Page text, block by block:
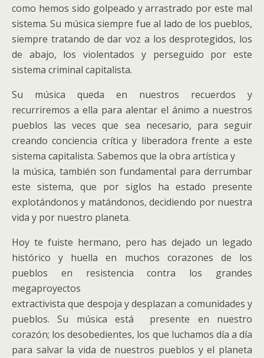
como hemos sido golpeado y arrastrado por este mal
sistema. Su música siempre fue al lado de los pueblos,
siempre tratando de dar voz a los desprotegidos, los
de abajo, los violentados y perseguido por este
sistema criminal capitalista.
Su música queda en nuestros recuerdos y
recurriremos a ella para alentar el ánimo a nuestros
pueblos las veces que sea necesario, para seguir
creando conciencia crítica y liberadora frente a este
sistema capitalista. Sabemos que la obra artística y
la música, también son fundamental para derrumbar
este sistema, que por siglos ha estado presente
explotándonos y matándonos, decidiendo por nuestra
vida y por nuestro planeta.
Hoy te fuiste hermano, pero has dejado un legado
histórico y huella en muchos corazones de los
pueblos en resistencia contra los grandes
megaproyectos
extractivista que despoja y desplazan a comunidades y
pueblos. Su música está presente en nuestro
corazón; los desobedientes, los que luchamos día a día
para salvar la vida de nuestros pueblos y el planeta